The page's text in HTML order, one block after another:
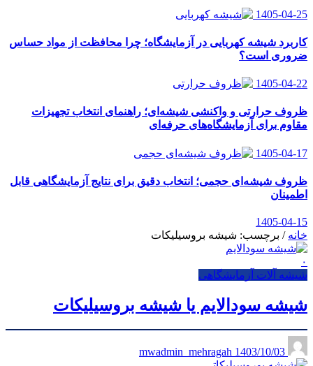
1405-04-25
کاربرد شیشه کهربایی در آزمایشگاه؛ چرا محافظت از مواد حساس
ضروری است؟
1405-04-22
ظروف حرارتی و واکنشی شیشه‌ای؛ راهنمای انتخاب تجهیزات
مقاوم برای آزمایشگاه‌های حرفه‌ای
1405-04-17
ظروف شیشه‌ای حجمی؛ انتخاب دقیق برای نتایج آزمایشگاهی قابل
اطمینان
1405-04-15
خانه / برچسب: شیشه بروسیلیکات
۰
شیشه آلات آزمایشگاهی
شیشه سودالایم یا شیشه بروسیلیکات
1403/10/03